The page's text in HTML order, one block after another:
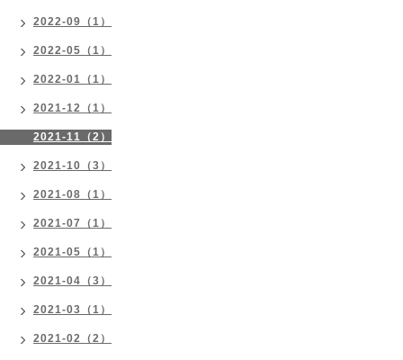
2022-09（1）
2022-05（1）
2022-01（1）
2021-12（1）
2021-11（2）
2021-10（3）
2021-08（1）
2021-07（1）
2021-05（1）
2021-04（3）
2021-03（1）
2021-02（2）